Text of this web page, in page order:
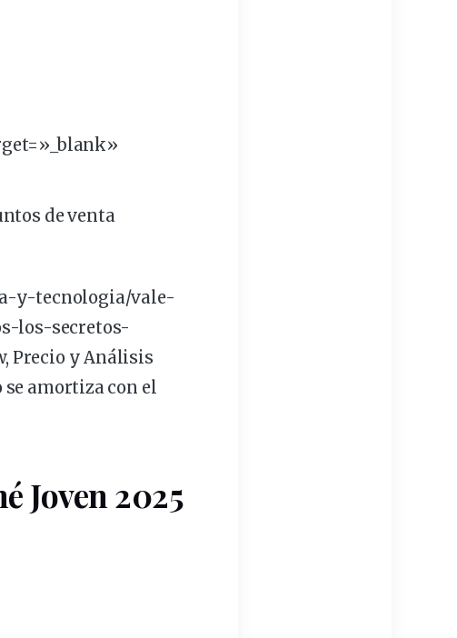
de venta
y-tecnologia/vale-
los-secretos-
Precio y Análisis
se amortiza con el
Joven 2025